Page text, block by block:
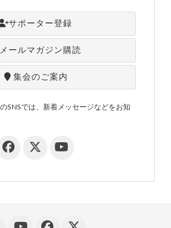
サポーター登録
メールマガジン購読
集会のご案内
SNSでは、新着メッセージなどをお知